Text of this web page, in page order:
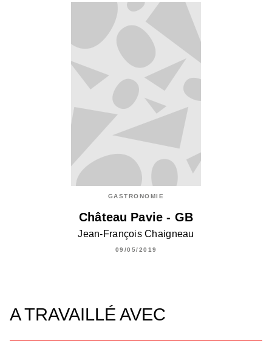
GASTRONOMIE
Château Pavie - GB
Jean-François Chaigneau
09/05/2019
A TRAVAILLÉ AVEC